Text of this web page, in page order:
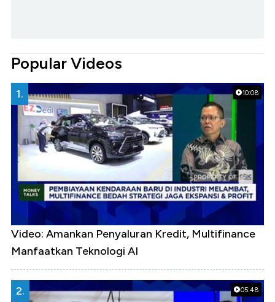
Popular Videos
10:08
1.
Video: Amankan Penyaluran Kredit, Multifinance
Manfaatkan Teknologi AI
05:48
2.